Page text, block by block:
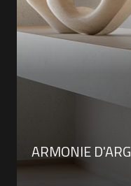
ARMONIE